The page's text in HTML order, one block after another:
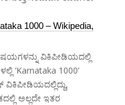
1000 – Wikipedia,
ವಿಕಿಪೀಡಿಯದಲ್ಲಿ
‘Karnataka 1000’
ಅಲ್ಲದೇ ಇತರ